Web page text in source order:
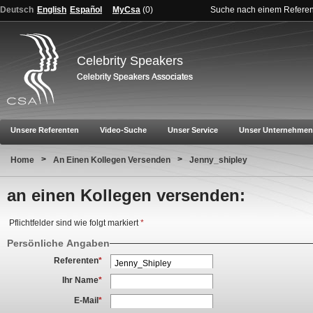
Deutsch English Español MyCsa (0) Suche nach einem
Celebrity Speakers
Unsere Referenten Video-Suche Unser Service Unser Unternehmen
Home > An Einen Kollegen Versenden > Jenny_shipley
an einen Kollegen versenden:
Pflichtfelder sind wie folgt markiert*
Persönliche Angaben
Referenten*
Ihr Name*
E-Mail*